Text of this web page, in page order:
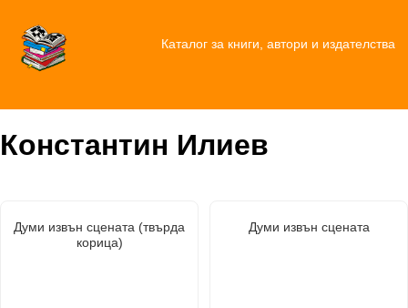
Каталог за книги, автори и издателства
Константин Илиев
Думи извън сцената (твърда
корица)
Думи извън сцената